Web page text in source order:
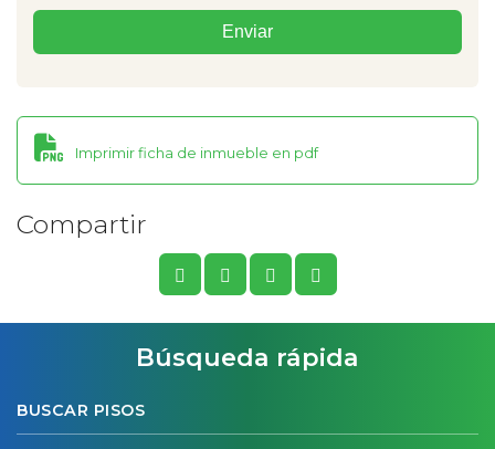
Imprimir ficha de inmueble en pdf
Compartir
Búsqueda rápida
BUSCAR PISOS